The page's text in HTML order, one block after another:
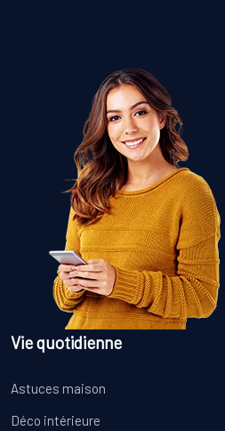
Vie quotidienne
Astuces maison
Déco intérieure